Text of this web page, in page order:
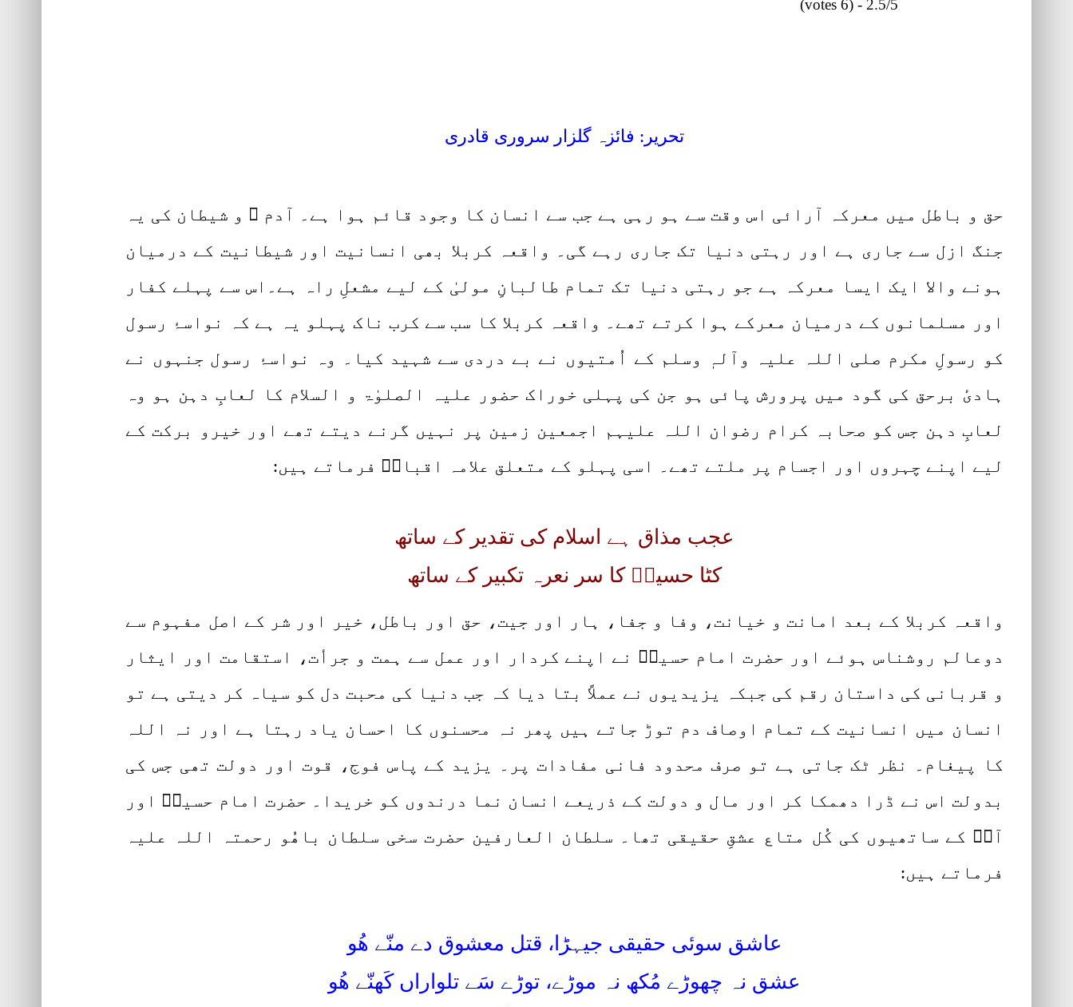
2.5/5 - (6 votes)
تحریر: فائزہ گلزار سروری قادری
حق و باطل میں معرکہ آرائی اس وقت سے ہو رہی ہے جب سے انسان کا وجود قائم ہوا ہے۔ آدم ؑ و شیطان کی یہ
جنگ ازل سے جاری ہے اور رہتی دنیا تک جاری رہے گی۔ واقعہ کربلا بھی انسانیت اور شیطانیت کے درمیان
ہونے والا ایک ایسا معرکہ ہے جو رہتی دنیا تک تمام طالبانِ مولیٰ کے لیے مشعلِ راہ ہے۔اس سے پہلے کفار
اور مسلمانوں کے درمیان معرکے ہوا کرتے تھے۔ واقعہ کربلا کا سب سے کرب ناک پہلو یہ ہے کہ نواسۂ رسول
کو رسولِ مکرم صلی اللہ علیہ وآلہٖ وسلم کے اُمتیوں نے بے دردی سے شہید کیا۔ وہ نواسۂ رسول جنہوں نے
ہادیٔ برحق کی گود میں پرورش پائی ہو جن کی پہلی خوراک حضور علیہ الصلوٰۃ و السلام کا لعابِ دہن ہو وہ
لعابِ دہن جس کو صحابہ کرام رضوان اللہ علیہم اجمعین زمین پر نہیں گرنے دیتے تھے اور خیرو برکت کے
لیے اپنے چہروں اور اجسام پر ملتے تھے۔ اسی پہلو کے متعلق علامہ اقبالؒ فرماتے ہیں:
عجب مذاق ہے اسلام کی تقدیر کے ساتھ
کٹا حسینؓ کا سر نعرہ تکبیر کے ساتھ
واقعہ کربلا کے بعد امانت و خیانت، وفا و جفا، ہار اور جیت، حق اور باطل، خیر اور شر کے اصل مفہوم سے
دوعالم روشناس ہوئے اور حضرت امام حسینؓ نے اپنے کردار اور عمل سے ہمت و جرأت، استقامت اور ایثار
و قربانی کی داستان رقم کی جبکہ یزیدیوں نے عملاً بتا دیا کہ جب دنیا کی محبت دل کو سیاہ کر دیتی ہے تو
انسان میں انسانیت کے تمام اوصاف دم توڑ جاتے ہیں پھر نہ محسنوں کا احسان یاد رہتا ہے اور نہ اللہ
کا پیغام۔ نظر ٹک جاتی ہے تو صرف محدود فانی مفادات پر۔ یزید کے پاس فوج، قوت اور دولت تھی جس کی
بدولت اس نے ڈرا دھمکا کر اور مال و دولت کے ذریعے انسان نما درندوں کو خریدا۔ حضرت امام حسینؓ اور
آپؓ کے ساتھیوں کی کُل متاع عشقِ حقیقی تھا۔ سلطان العارفین حضرت سخی سلطان باھُو رحمتہ اللہ علیہ
فرماتے ہیں:
عاشق سوئی حقیقی جیہڑا، قتل معشوق دے منّے ھُو
عشق نہ چھوڑے مُکھ نہ موڑے، توڑے سَے تلواراں کَھنّے ھُو